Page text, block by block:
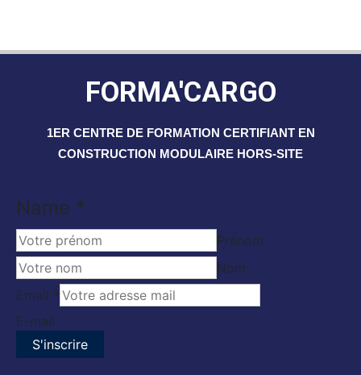
FORMA'CARGO
1ER CENTRE DE FORMATION CERTIFIANT EN
CONSTRUCTION MODULAIRE HORS-SITE
Email
Name *
Prénom
Nom
Email *
E-mail
S'inscrire